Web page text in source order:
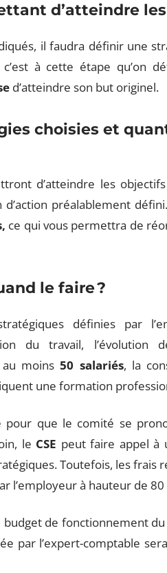
d’atteindre
il faudra définir une
à cette étape qu’on
d’atteindre son but originel.
choisies et
d’atteindre les
préalablement
, ce qui vous permettra de
le faire ?
définies par
du travail,
au moins50 salariés, la
une formation
pour que le comité se
le CSE peut faire appel à
Toutefois, les frais
l’employeur à hauteur de 80
de fonctionnement du
par l’expert-comptable